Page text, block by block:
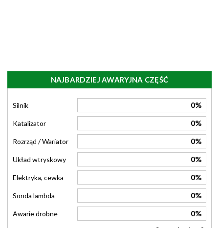
NAJBARDZIEJ AWARYJNA CZĘŚĆ
Silnik 0%
Katalizator 0%
Rozrząd / Wariator 0%
Układ wtryskowy 0%
Elektryka, cewka 0%
Sonda lambda 0%
Awarie drobne 0%